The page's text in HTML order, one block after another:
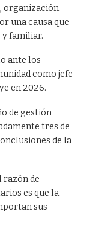
organización
una causa que
familiar.
ante los
como jefe
en 2026.
de gestión
tres de
de la
razón de
es que la
sus